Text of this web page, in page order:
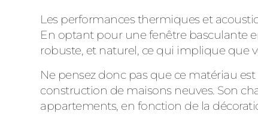
Les performances thermiques et
En optant pour une fenêtre basculante
robuste, et naturel, ce qui implique que
Ne pensez donc pas que ce matériau
construction de maisons neuves. Son
appartements, en fonction de la